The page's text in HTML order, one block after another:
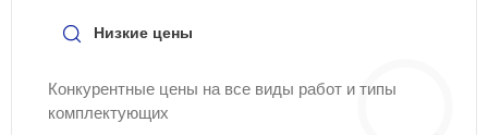
Низкие цены
Конкурентные цены на все виды работ и типы
комплектующих